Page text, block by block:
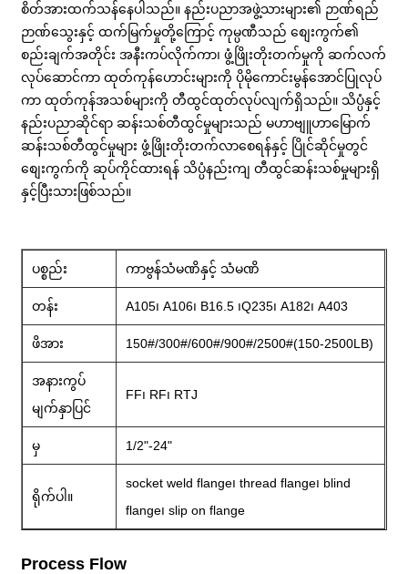
စိတ်အားထက်သန်နေပါသည်။ နည်းပညာအဖွဲ့သားများ၏ ဉာဏ်ရည်
ဉာဏ်သွေးနှင့် ထက်မြက်မှုတို့ကြောင့် ကုမ္ပဏီသည် စျေးကွက်၏
စည်းချက်အတိုင်း အနီးကပ်လိုက်ကာ၊ ဖွံ့ဖြိုးတိုးတက်မှုကို ဆက်လက်
လုပ်ဆောင်ကာ ထုတ်ကုန်ဟောင်းများကို ပိုမိုကောင်းမွန်အောင်ပြုလုပ်
ကာ ထုတ်ကုန်အသစ်များကို တီထွင်ထုတ်လုပ်လျက်ရှိသည်။ သိပ္ပံနှင့်
နည်းပညာဆိုင်ရာ ဆန်းသစ်တီထွင်မှုများသည် မဟာဗျူဟာမြောက်
ဆန်းသစ်တီထွင်မှုများ ဖွံ့ဖြိုးတိုးတက်လာစေရန်နှင့် ပြိုင်ဆိုင်မှုတွင်
စျေးကွက်ကို ဆုပ်ကိုင်ထားရန် သိပ္ပံနည်းကျ တီထွင်ဆန်းသစ်မှုများရှိ
နှင့်ပြီးသားဖြစ်သည်။
ပစ္စည်း ကာဗွန်သံမဏိနှင့် သံမဏိ
တန်း A105၊ A106၊ B16.5 ၊Q235၊ A182၊ A403
ဖိအား 150#/300#/600#/900#/2500#(150-2500LB)
အနားကွပ်
မျက်နှာပြင်
FF၊ RF၊ RTJ
မှ 1/2"-24"
ရိုက်ပါ။
socket weld flange၊ thread flange၊ blind
flange၊ slip on flange
Process Flow